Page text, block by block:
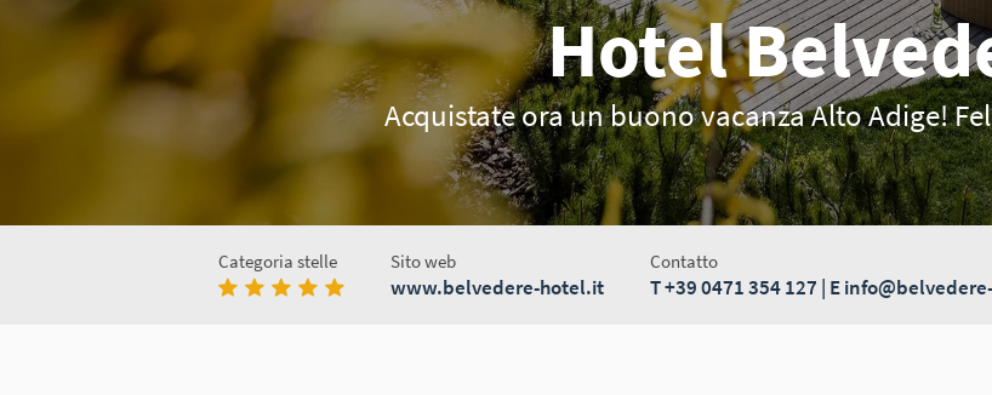
Hotel
Acquistate ora un buono vacanza Alto Adige!
Categoria stelle Sito web
www.belvedere-hotel.it
Contatto
T+39 0471 354 127 | E